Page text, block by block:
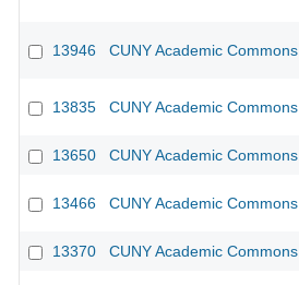
13946 CUNY Academic Commons
13835 CUNY Academic Commons
13650 CUNY Academic Commons
13466 CUNY Academic Commons
13370 CUNY Academic Commons